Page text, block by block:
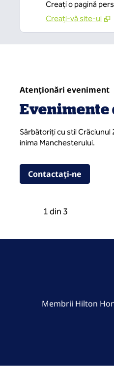
Creați o pagină
Creați-vă site-ul
Atenționări eveniment
Evenimente
Sărbătoriți cu stil
inima Manchesterului.
Contactați-ne
Caruselul 1 din 3
Caruselul anterior,
1 din 3
Membrii Hilton